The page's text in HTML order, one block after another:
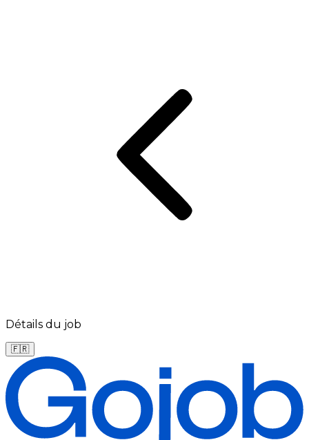
Détails du job
🇫🇷